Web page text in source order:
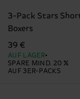
3-Pack Stars
Boxers
39 €
AUF LAGER
SPARE MIND. 20 %
AUF 3ER-PACKS